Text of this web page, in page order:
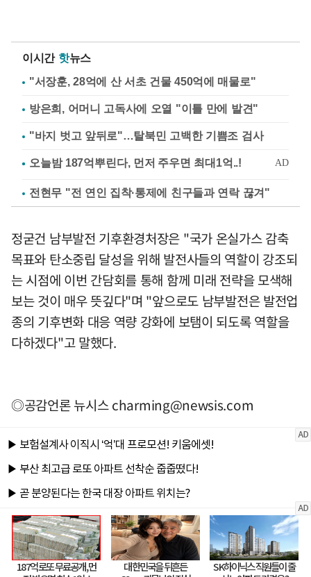
이시간 핫뉴스
"서장훈, 28억에 산 서초 건물 450억에 매물로"
방은희, 어머니 고독사에 오열 "이틀 만에 발견"
"바지 벗고 앞뒤로"…탈북민 고백한 기쁨조 검사
전현무 "전 연인 집착·통제에 친구들과 연락 끊겨"
정굳건 남부발전 기후환경처장은 "국가 온실가스 감축
목표와 탄소중립 달성을 위해 발전사들의 역할이 강조되
는 시점에 이번 간담회를 통해 함께 미래 전략을 모색해
보는 것이 매우 뜻깊다"며 "앞으로도 남부발전은 발전업
종의 기후변화 대응 역량 강화에 보탬이 되도록 역할을
다하겠다"고 말했다.
◎공감언론 뉴시스charming@newsis.com